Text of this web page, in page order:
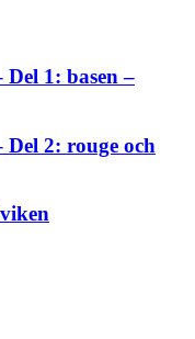
1: basen –
2: rouge och